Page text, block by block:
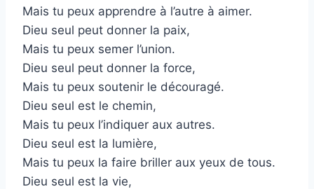
Mais tu peux apprendre à l’autre à aimer.
Dieu seul peut donner la paix,
Mais tu peux semer l’union.
Dieu seul peut donner la force,
Mais tu peux soutenir le découragé.
Dieu seul est le chemin,
Mais tu peux l’indiquer aux autres.
Dieu seul est la lumière,
Mais tu peux la faire briller aux yeux de tous.
Dieu seul est la vie,